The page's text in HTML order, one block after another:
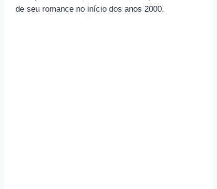
de seu romance no início dos anos 2000.